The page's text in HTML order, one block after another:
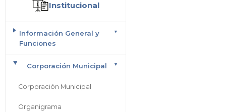
Institucional
Información General y
Funciones
Corporación Municipal
Corporación Municipal
Organigrama